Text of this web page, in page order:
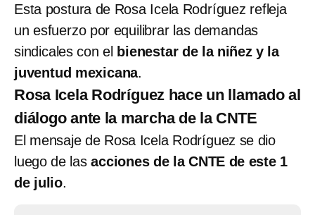
Esta postura de Rosa Icela Rodríguez refleja
un esfuerzo por equilibrar las demandas
sindicales con el bienestar de la niñez y la
juventud mexicana.
Rosa Icela Rodríguez hace un llamado al
diálogo ante la marcha de la CNTE
El mensaje de Rosa Icela Rodríguez se dio
luego de lasacciones de la CNTE de este 1
de julio.